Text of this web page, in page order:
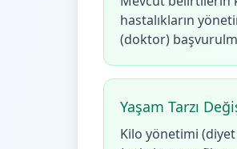
hastalıkların
(doktor)
Yaşam Tarzı
Kilo yönetimi